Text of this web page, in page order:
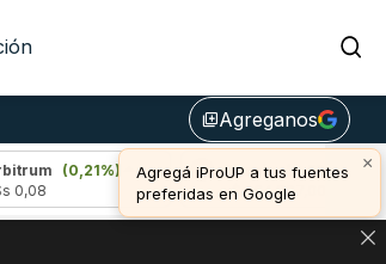
library_addAgreganos
×
Agregá iProUP a tus fuentes
preferidas en Google
Bitcoin (0,53%)
u$s 64.897,00
SEÑAL DEFINE LOS PRECIOS DE